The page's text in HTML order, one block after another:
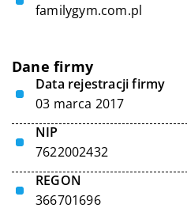
familygym.com.pl
Dane firmy
Data rejestracji firmy
03 marca 2017
NIP
7622002432
REGON
366701696